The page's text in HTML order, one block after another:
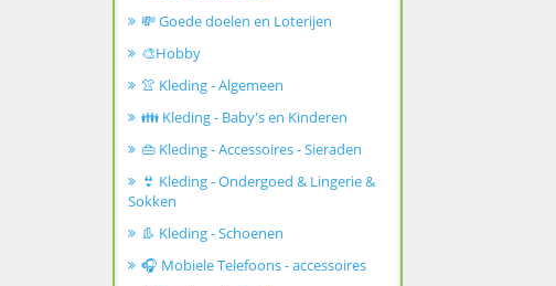
💸 Goede doelen en Loterijen
🎨Hobby
👚 Kleding - Algemeen
👪 Kleding - Baby's en Kinderen
👜 Kleding - Accessoires - Sieraden
👙 Kleding - Ondergoed & Lingerie &
Sokken
👢 Kleding - Schoenen
🎧 Mobiele Telefoons - accessoires